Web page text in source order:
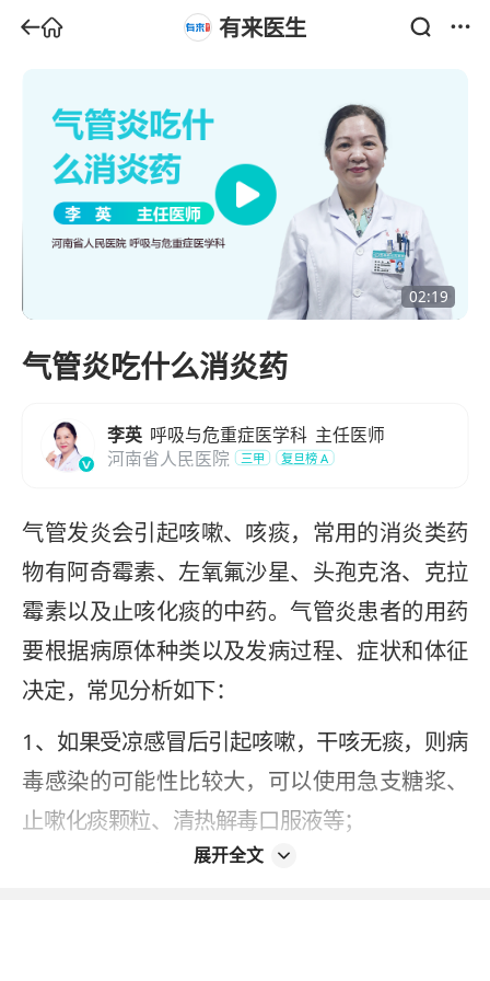
有来医生
02:19
气管炎吃什么消炎药
李英 呼吸与危重症医学科 主任医师
河南省人民医院
三甲 复旦榜A
气管发炎会引起咳嗽、咳痰，常用的消炎类药
物有阿奇霉素、左氧氟沙星、头孢克洛、克拉
霉素以及止咳化痰的中药。气管炎患者的用药
要根据病原体种类以及发病过程、症状和体征
决定，常见分析如下：
1、如果受凉感冒后引起咳嗽，干咳无痰，则病
毒感染的可能性比较大，可以使用急支糖浆、
止嗽化痰颗粒、清热解毒口服液等；
2、如果出现咳嗽且咳大量黄痰，则要使用左氧
展开全文